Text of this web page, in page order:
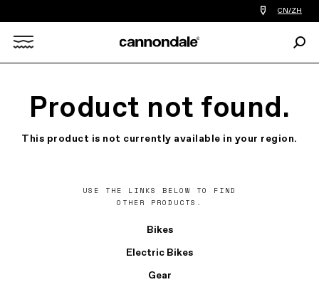
查
找
的
车
店
CN/ZH
Product not found.
This product is not currently available in your region.
USE THE LINKS BELOW TO FIND
OTHER PRODUCTS.
Bikes
Electric Bikes
Gear